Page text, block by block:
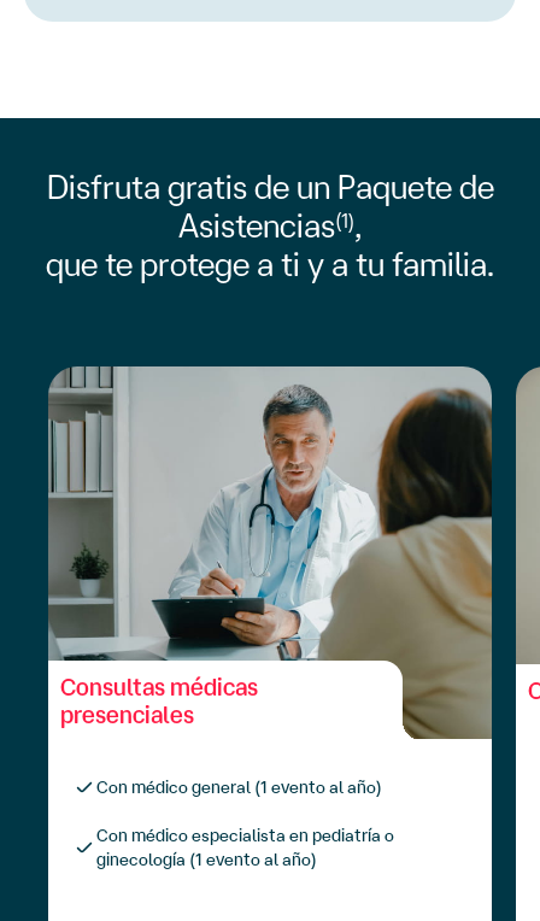
Disfruta gratis de un Paquete de
Asistencias(1),
que te protege a ti y a tu familia.